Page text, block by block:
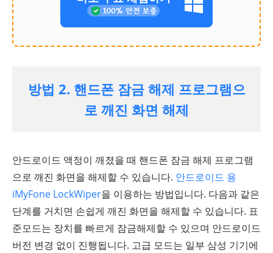
방법 2. 핸드폰 잠금 해제 프로그램으
로 깨진 화면 해제
안드로이드 액정이 깨졌을 때 핸드폰 잠금 해제 프로그램
으로 깨진 화면을 해제할 수 있습니다. 안드로이드 용
iMyFone LockWiper을 이용하는 방법입니다. 다음과 같은
단계를 거치면 손쉽게 깨진 화면을 해제할 수 있습니다. 표
준모드는 장치를 빠르게 잠금해제할 수 있으며 안드로이드
버전 변경 없이 진행됩니다. 고급 모드는 일부 삼성 기기에